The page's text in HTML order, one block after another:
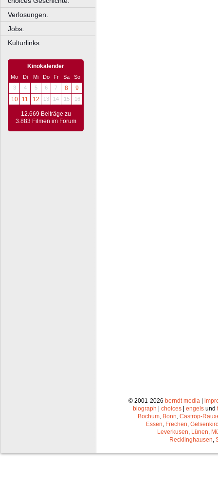
Verlosungen.
Jobs.
Kulturlinks
Kinokalender
Mo Di Mi Do Fr Sa
So
3
4 5 6 7 8
9
10
11 12 13 14 15 16
12.669 Beiträge zu
3.883 Filmen im Forum
© 2001-2026 berndt media |
biograph | choices | engels und
Bochum Bonn Castrop-
Essen Frechen
Leverkusen Lünen
Recklinghausen